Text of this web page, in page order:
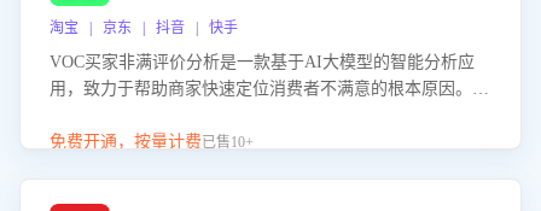
淘宝 | 京东 | 抖音 | 快手
VOC买家非满评价分析是一款基于AI大模型的智能分析应
用，致力于帮助商家快速定位消费者不满意的根本原因。该
客服原因或其它部门原因，明确责任归属，提供可落地的改
免费开通，按量计费已售10+